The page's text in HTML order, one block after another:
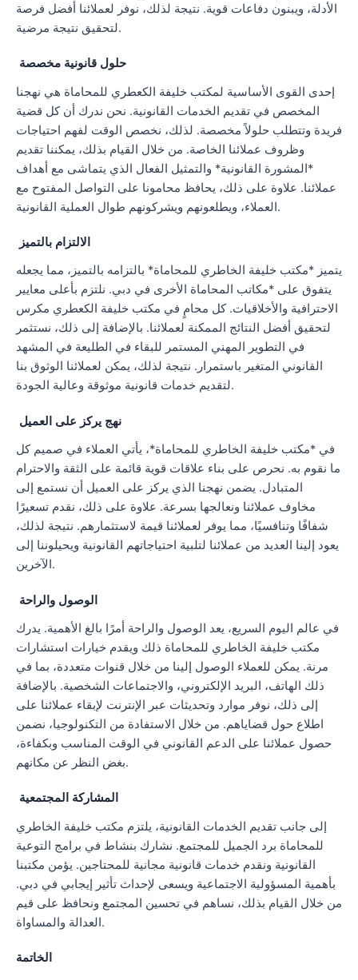
الأدلة، ويبنون دفاعات قوية. نتيجة لذلك، نوفر لعملائنا أفضل فرصة
لتحقيق نتيجة مرضية.
حلول قانونية مخصصة
إحدى القوى الأساسية لمكتب خليفة الكعطري للمحاماة هي نهجنا
المخصص في تقديم الخدمات القانونية. نحن ندرك أن كل قضية
فريدة وتتطلب حلولاً مخصصة. لذلك، نخصص الوقت لفهم احتياجات
وظروف عملائنا الخاصة. من خلال القيام بذلك، يمكننا تقديم
*المشورة القانونية* والتمثيل الفعال الذي يتماشى مع أهداف
عملائنا. علاوة على ذلك، يحافظ محامونا على التواصل المفتوح مع
العملاء، ويطلعونهم ويشركونهم طوال العملية القانونية.
الالتزام بالتميز
يتميز *مكتب خليفة الخاطري للمحاماة* بالتزامه بالتميز، مما يجعله
يتفوق على *مكاتب المحاماة الأخرى في دبي. نلتزم بأعلى معايير
الاحترافية والأخلاقيات. كل محامٍ في مكتب خليفة الكعطري مكرس
لتحقيق أفضل النتائج الممكنة لعملائنا. بالإضافة إلى ذلك، نستثمر
في التطوير المهني المستمر للبقاء في الطليعة في المشهد
القانوني المتغير باستمرار. نتيجة لذلك، يمكن لعملائنا الوثوق بنا
لتقديم خدمات قانونية موثوقة وعالية الجودة.
نهج يركز على العميل
في *مكتب خليفة الخاطري للمحاماة*، يأتي العملاء في صميم كل
ما نقوم به. نحرص على بناء علاقات قوية قائمة على الثقة والاحترام
المتبادل. يضمن نهجنا الذي يركز على العميل أن نستمع إلى
مخاوف عملائنا ونعالجها بسرعة. علاوة على ذلك، نقدم تسعيرًا
شفافًا وتنافسيًا، مما يوفر لعملائنا قيمة لاستثمارهم. نتيجة لذلك،
يعود إلينا العديد من عملائنا لتلبية احتياجاتهم القانونية ويحيلوننا إلى
الآخرين.
الوصول والراحة
في عالم اليوم السريع، يعد الوصول والراحة أمرًا بالغ الأهمية. يدرك
مكتب خليفة الخاطري للمحاماة ذلك ويقدم خيارات استشارات
مرنة. يمكن للعملاء الوصول إلينا من خلال قنوات متعددة، بما في
ذلك الهاتف، البريد الإلكتروني، والاجتماعات الشخصية. بالإضافة
إلى ذلك، نوفر موارد وتحديثات عبر الإنترنت لإبقاء عملائنا على
اطلاع حول قضاياهم. من خلال الاستفادة من التكنولوجيا، نضمن
حصول عملائنا على الدعم القانوني في الوقت المناسب وبكفاءة،
بغض النظر عن مكانهم.
المشاركة المجتمعية
إلى جانب تقديم الخدمات القانونية، يلتزم مكتب خليفة الخاطري
للمحاماة برد الجميل للمجتمع. نشارك بنشاط في برامج التوعية
القانونية ونقدم خدمات قانونية مجانية للمحتاجين. يؤمن مكتبنا
بأهمية المسؤولية الاجتماعية ويسعى لإحداث تأثير إيجابي في دبي.
من خلال القيام بذلك، نساهم في تحسين المجتمع ونحافظ على قيم
العدالة والمساواة.
الخاتمة